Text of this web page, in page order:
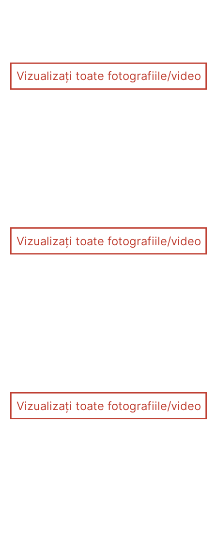
Vizualizați toate fotografiile/video
Vizualizați toate fotografiile/video
Vizualizați toate fotografiile/video